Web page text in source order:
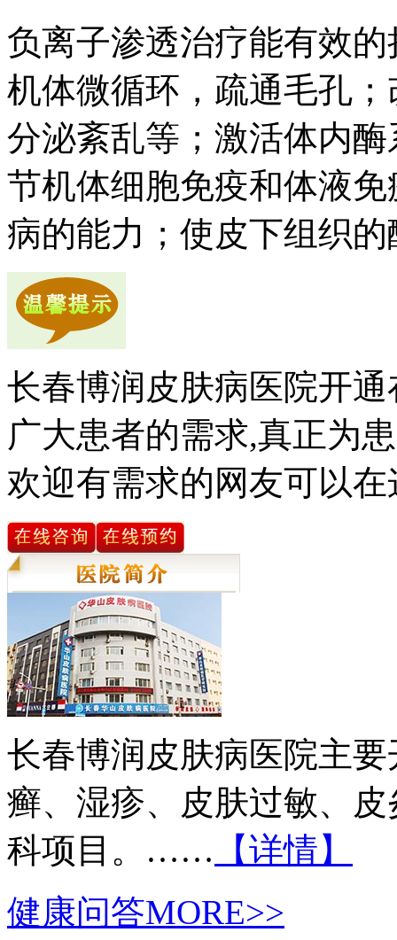
负离子渗透治疗能有效
机体微循环，疏通毛孔
分泌紊乱等；激活体内
节机体细胞免疫和体液
病的能力；使皮下组织
长春博润皮肤病医院开
广大患者的需求,真正为
欢迎有需求的网友可以
长春博润皮肤病医院主
癣、湿疹、皮肤过敏、
科项目。…… 【详情】
健康问答MORE>>